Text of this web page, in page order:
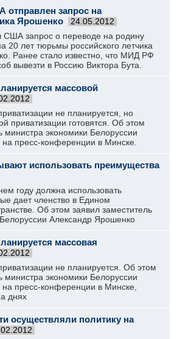
запрос на
Ярошенко
24.05.2012
запрос о переводе на родину
20 лет тюрьмы российского летчика
Ранее стало известно, что МИД РФ
вывезти в Россию Виктора Бута.
массовой
не планируется, но
приватизации готовятся. Об этом
министра экономики Белоруссии
пресс-конференции в Минске.
использовать преимущества
году должна использовать
дает членство в Едином
Об этом заявил заместитель
Александр Ярошенко
массовая
не планируется. Об этом
министра экономики Белоруссии
пресс-конференции в Минске,
днях
осуществляли политику на